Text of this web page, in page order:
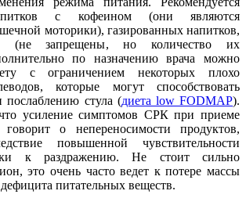
с кофеином (они являются
моторики), газированных напитков,
(не запрещены, но количество их
по назначению врача можно
с ограничением некоторых плохо
которые могут способствовать
стула (диета low FODMAP).
усиление симптомов СРК при приеме
о непереносимости продуктов,
повышенной чувствительности
к раздражению. Не стоит сильно
это очень часто ведет к потере массы
питательных веществ.